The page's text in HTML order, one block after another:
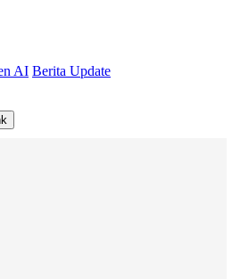
AI Berita Update